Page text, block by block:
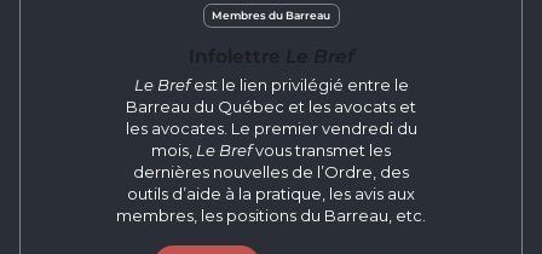
Membres du Barreau
Le Brefest le lien privilégié entre le
Barreau du Québec et les avocats et
les avocates. Le premier vendredi du
mois, Le Brefvous transmet les
dernières nouvelles de l’Ordre, des
outils d’aide à la pratique, les avis aux
membres, les positions du Barreau, etc.